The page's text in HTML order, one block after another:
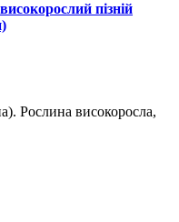
пізній
Рослина високоросла,